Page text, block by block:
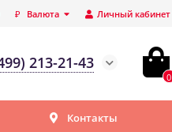
Личный кабинет
₽ Валюта
213-21-43
0
Контакты